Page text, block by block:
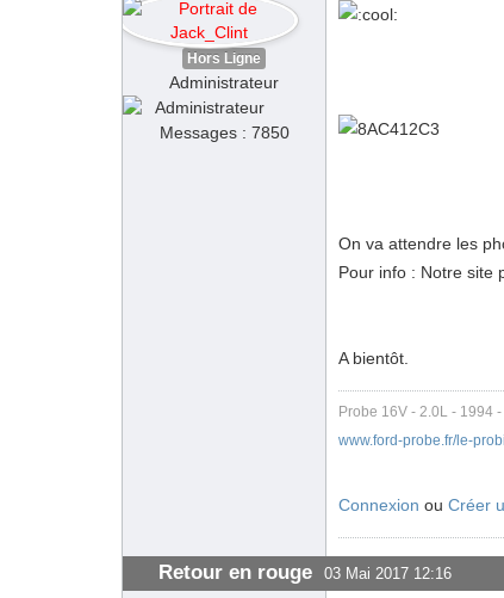
Hors Ligne
Administrateur
Messages : 7850
On va attendre les
Pour info : Notre site
A bientôt.
Probe 16V - 2.0L - 1994
www.ford-probe.fr/le-
Connexion ou Créer
Retour en rouge 03 Mai 2017 12:16